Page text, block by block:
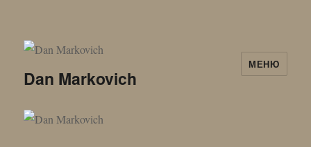
Dan Markovich
МЕНЮ